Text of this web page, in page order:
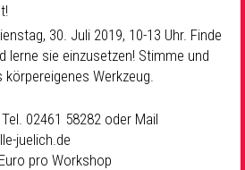
30. Juli 2019, 10-13 Uhr. Finde
lerne sie einzusetzen! Stimme und
Werkzeug.
02461 58282 oder Mail
juelich.de
pro Workshop